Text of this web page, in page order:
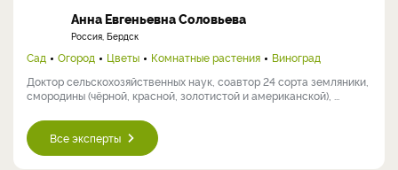
Анна Евгеньевна Соловьева
Россия, Бердск
Сад Огород Цветы Комнатные растения
Виноград
Доктор сельскохозяйственных наук, соавтор 24 сорта земляники,
смородины (чёрной, красной, золотистой и американской), ...
Все эксперты